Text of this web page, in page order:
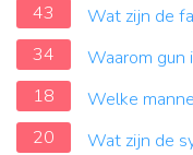
43
Wat zijn de
34
Waarom gun
18
Welke
20
Wat zijn de